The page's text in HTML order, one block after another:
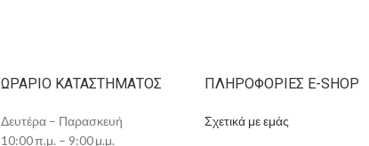
ΩΡΆΡΙΟ ΚΑΤΑΣΤΉΜΑΤΟΣ
Δευτέρα – Παρασκευή
10:00 π.μ. – 9:00 μ.μ.
ΠΛΗΡΟΦΟΡΊΕΣ E-SHOP
Σχετικά με εμάς